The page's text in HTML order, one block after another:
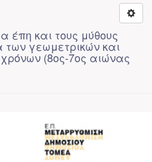
έπη και τους μύθους
γεωμετρικών και
(8ος-7ος αιώνας